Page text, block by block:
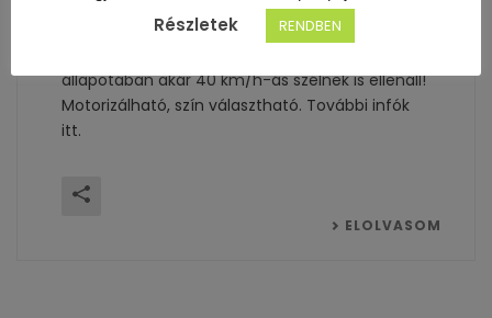
Könnyedén le-fel mozgatható kiváló minőségű
állapotában akár 40 km/h-ás szélnek is ellenáll!
Motorizálható, szín választható. További infók
itt.
ELOLVASOM
Részletek
RENDBEN